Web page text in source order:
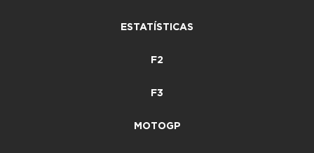
ESTATÍSTICAS
F2
F3
MOTOGP